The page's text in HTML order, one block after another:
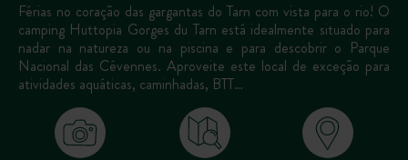
Férias no coração das gargantas do Tarn com vista para o rio! O
camping Huttopia Gorges du Tarn está idealmente situado para
nadar na natureza ou na piscina e para descobrir o Parque
Nacional das Cévennes. Aproveite este local de exceção para
atividades aquáticas, caminhadas, BTT…